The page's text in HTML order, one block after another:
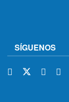
SÍGUENOS